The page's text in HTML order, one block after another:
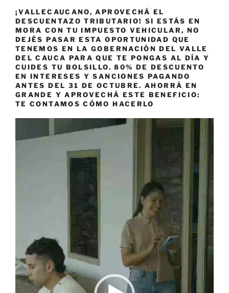
¡VALLECAUCANO, APROVECHÁ EL
DESCUENTAZO TRIBUTARIO! SI ESTÁS EN
MORA CON TU IMPUESTO VEHICULAR, NO
DEJÉS PASAR ESTA OPORTUNIDAD QUE
TENEMOS EN LA GOBERNACIÓN DEL VALLE
DEL CAUCA PARA QUE TE PONGAS AL DÍA Y
CUIDES TU BOLSILLO. 80% DE DESCUENTO
EN INTERESES Y SANCIONES PAGANDO
ANTES DEL 31 DE OCTUBRE. AHORRÁ EN
GRANDE Y APROVECHÁ ESTE BENEFICIO:
TE CONTAMOS CÓMO HACERLO